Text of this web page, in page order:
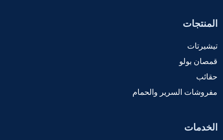
المنتجات
تيشيرتات
قمصان بولو
حقائب
مفروشات السرير والحمام
الخدمات